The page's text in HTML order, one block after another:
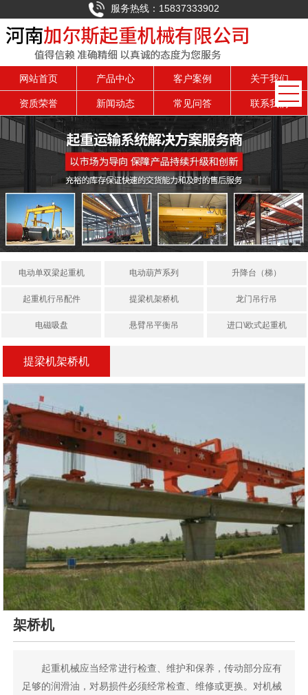
服务热线：15837333902
网站首页 产品中心 客户案例 关于我们
资质荣誉 新闻动态 常见问答 联系我们
电动单双梁起重机 电动葫芦系列 升降台（梯）
起重机行吊配件 提梁机架桥机 龙门吊行吊
电磁吸盘 悬臂吊平衡吊 进口\欧式起重机
提梁机架桥机
架桥机
起重机械应当经常进行检查、维护和保养，传动部分应有
足够的润滑油，对易损件必须经常检查、维修或更换。对机械